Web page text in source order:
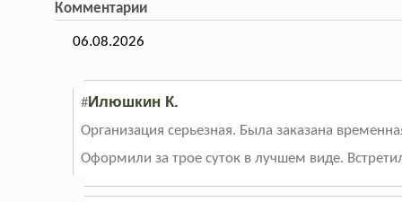
Комментарии
06.08.2026
#Илюшкин К.
Организация серьезная. Была заказана
Оформили за трое суток в лучшем виде.